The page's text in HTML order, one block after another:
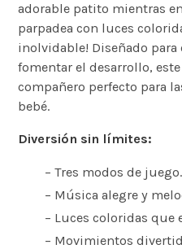
adorable patito mientras
parpadea con luces
inolvidable! Diseñado
fomentar el desarrollo,
compañero perfecto para
bebé.
Diversión sin límites:
– Tres modos de juego.
– Música alegre y
– Luces coloridas que
– Movimientos